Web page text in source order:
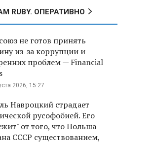
RUBY. ОПЕРАТИВНО
не готов принять
из-за коррупции и
проблем — Financial
2026, 15:27
Навроцкий страдает
русофобией. Его
от того, что Польша
СССР существованием,